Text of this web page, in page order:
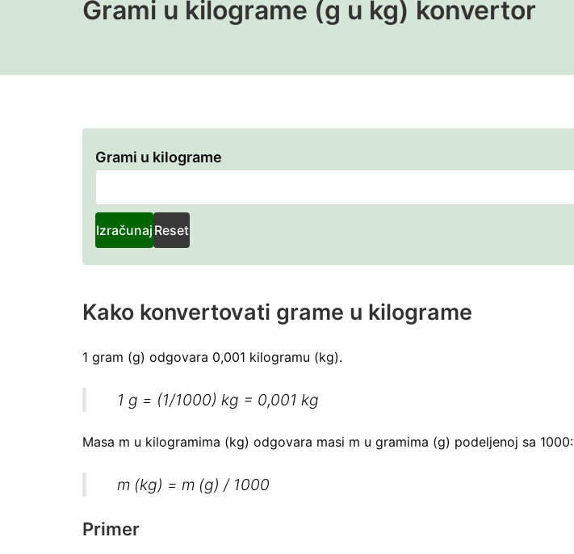
Grami u kilograme (g u kg) konvertor
Grami u kilograme
u
kilograme
Izračunaj Reset
Kako konvertovati grame u kilograme
1 gram (g) odgovara 0,001 kilogramu (kg).
1 g = (1/1000) kg = 0,001 kg
Masa m u kilogramima (kg) odgovara masi m u gramima (g) podeljenoj sa 1000:
m (kg) = m (g) / 1000
Primer